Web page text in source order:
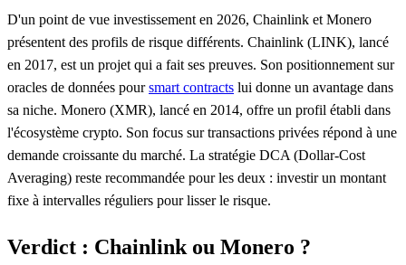
D'un point de vue investissement en 2026, Chainlink et Monero
présentent des profils de risque différents. Chainlink (LINK), lancé
en 2017, est un projet qui a fait ses preuves. Son positionnement sur
oracles de données poursmart contracts lui donne un avantage dans
sa niche. Monero (XMR), lancé en 2014, offre un profil établi dans
l'écosystème crypto. Son focus sur transactions privées répond à une
demande croissante du marché. La stratégie DCA (Dollar-Cost
Averaging) reste recommandée pour les deux : investir un montant
fixe à intervalles réguliers pour lisser le risque.
Verdict : Chainlink ou Monero ?